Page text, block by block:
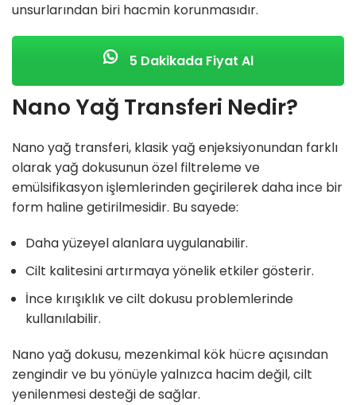
unsurlarından biri hacmin korunmasıdır.
5 Dakikada Fiyat Al
Nano Yağ Transferi Nedir?
Nano yağ transferi, klasik yağ enjeksiyonundan farklı
olarak yağ dokusunun özel filtreleme ve
emülsifikasyon işlemlerinden geçirilerek daha ince bir
form haline getirilmesidir. Bu sayede:
Daha yüzeyel alanlara uygulanabilir.
Cilt kalitesini artırmaya yönelik etkiler gösterir.
İnce kırışıklık ve cilt dokusu problemlerinde
kullanılabilir.
Nano yağ dokusu, mezenkimal kök hücre açısından
zengindir ve bu yönüyle yalnızca hacim değil, cilt
yenilenmesi desteği de sağlar.